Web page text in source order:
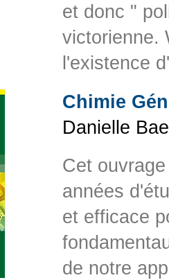
et donc "
victorienne.
l'existence
Chimie
Danielle
Cet
années
et efficace
de notre